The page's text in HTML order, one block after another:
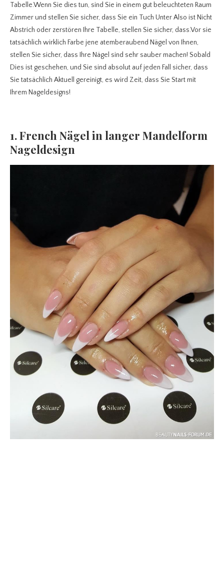
Tabelle.Wenn Sie dies tun, sind Sie in einem gut beleuchteten Raum
Zimmer und stellen Sie sicher, dass Sie ein Tuch Unter Also ist Nicht
Abstrich oder zerstören Ihre Tabelle, stellen Sie sicher, dass.Vor sie
tatsächlich wirklich Farbe jene atemberaubend Nägel von Ihnen,
stellen Sie sicher, dass Ihre Nägel sind sehr sauber machen! Sobald
Dies ist geschehen, und Sie sind absolut auf jeden Fall sicher, dass
Sie tatsächlich Aktuell gereinigt, es wird Zeit, dass Sie Start mit
Ihrem Nageldesigns!
1. French Nägel in langer Mandelform
Nageldesign